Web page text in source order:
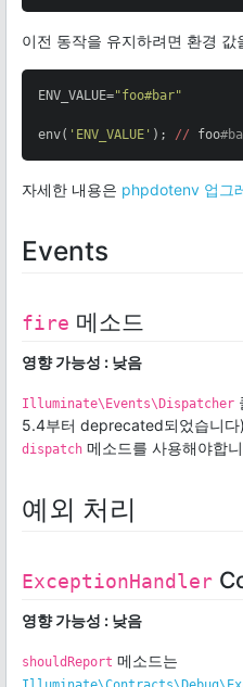
이전 동작을 유지하려면 환경
ENV_VALUE="foo#bar"
env( 'ENV_VALUE' ); // foo
자세한 내용은 phpdotenv 업그
Events
fire 메소드
영향 가능성 : 낮음
Illuminate\Events\Dispatcher
5.4부터 deprecated되었습니다
dispatch 메소드를 사용해야합
예외 처리
ExceptionHandler
영향 가능성 : 낮음
shouldReport 메소드는